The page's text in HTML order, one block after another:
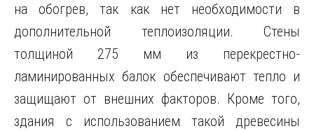
на обогрев, так как нет необходимости в
дополнительной теплоизоляции. Стены
толщиной 275 мм из перекрестно-
ламинированных балок обеспечивают тепло и
защищают от внешних факторов. Кроме того,
здания с использованием такой древесины